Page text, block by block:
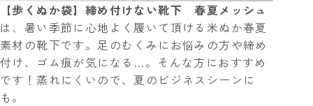
【歩くぬか袋】締め付けない靴下 春夏メッシュ
は、暑い季節に心地よく履いて頂ける米ぬか春夏
素材の靴下です。足のむくみにお悩みの方や締め
付け、ゴム痕が気になる…。そんな方におすすめ
です！蒸れにくいので、夏のビジネスシーンに
も。